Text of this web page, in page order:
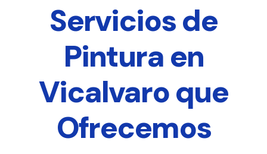
Servicios de
Pintura en
Vicalvaroque
Ofrecemos